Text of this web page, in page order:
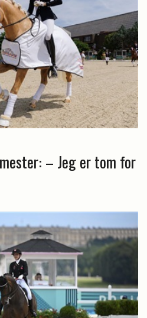
– Jeg er tom for